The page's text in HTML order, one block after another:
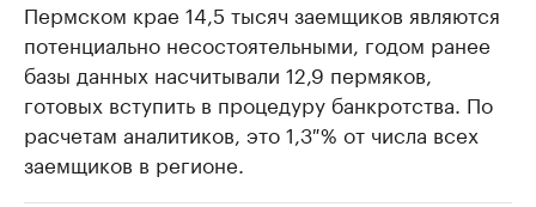
Пермском крае 14,5 тысяч заемщиков являются
потенциально несостоятельными, годом ранее
базы данных насчитывали 12,9 пермяков,
готовых вступить в процедуру банкротства. По
расчетам аналитиков, это 1,3 % от числа всех
заемщиков в регионе.